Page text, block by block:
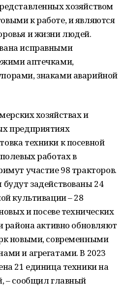
хозяйством
к работе, и являются
и жизни людей.
исправными
аптечками,
знаками аварийной
хозяйствах и
предприятиях
техники к посевной
работах в
участие 98 тракторов.
задействованы 24
культивации – 28
и посеве технических
района активно обновляют
новыми, современными
и агрегатами. В 2023
21 единица техники на
– сообщил главный